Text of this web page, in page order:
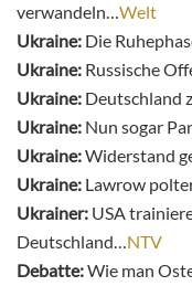
verwandeln…Welt
Ukraine: Die
Ukraine: Russische
Ukraine: Deutschland
Ukraine: Nun sogar
Ukraine:Widerstand
Ukraine: Lawrow
Ukrainer: USA
Deutschland…NTV
Debatte:Wie man